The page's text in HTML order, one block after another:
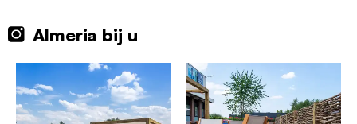
Almeria bij u